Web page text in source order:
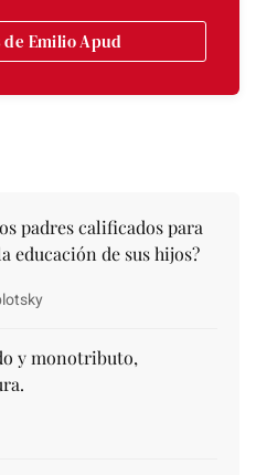
Emilio Apud
padres calificados para
educación de sus hijos?
y monotributo,